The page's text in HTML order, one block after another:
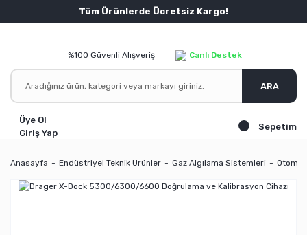
Tüm Ürünlerde Ücretsiz Kargo!
%100 Güvenli Alışveriş Canlı Destek
ARA
Üye Ol
Giriş Yap
Sepetim
Anasayfa Endüstriyel Teknik Ürünler Gaz Algılama Sistemleri